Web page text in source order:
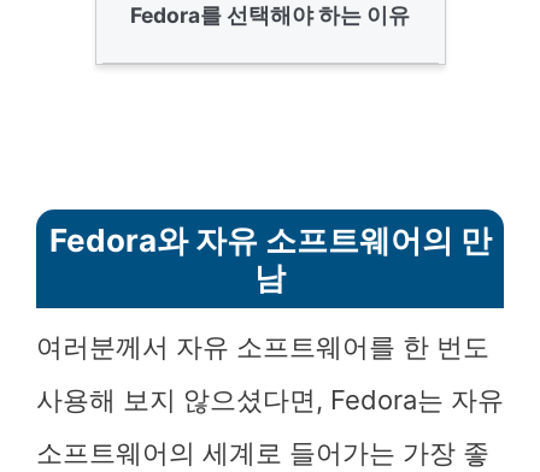
Fedora를 선택해야 하는 이유
Fedora와 자유 소프트웨어의 만
남
여러분께서 자유 소프트웨어를 한 번도
사용해 보지 않으셨다면, Fedora는 자유
소프트웨어의 세계로 들어가는 가장 좋